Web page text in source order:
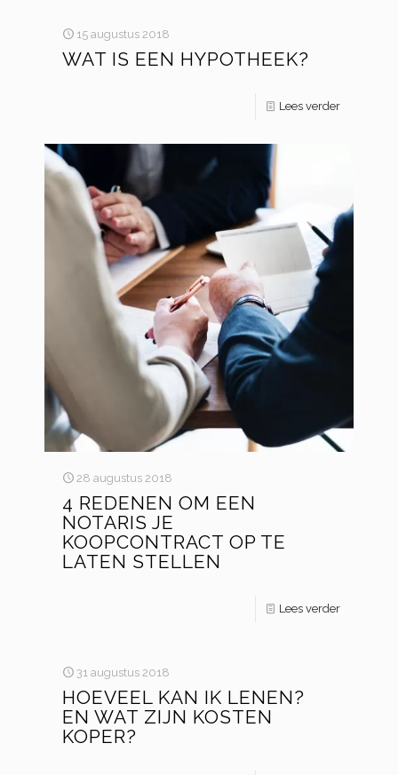
15 augustus 2018
WAT IS EEN HYPOTHEEK?
Lees verder
28 augustus 2018
4 REDENEN OM EEN
NOTARIS JE
KOOPCONTRACT OP TE
LATEN STELLEN
Lees verder
31 augustus 2018
HOEVEEL KAN IK LENEN?
EN WAT ZIJN KOSTEN
KOPER?